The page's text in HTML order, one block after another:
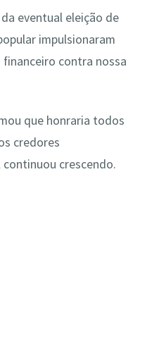
eventual eleição de
impulsionaram
contra nossa
que honraria todos
credores
crescendo.